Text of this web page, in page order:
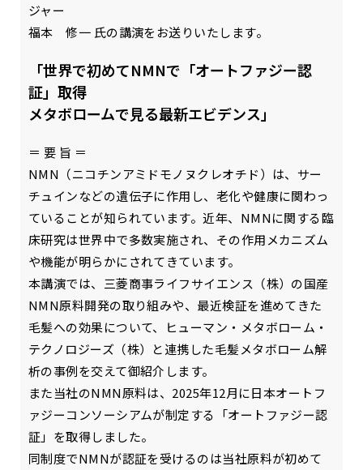
ジャー
福本 修一 氏の講演をお送りいたします。
「世界で初めてNMNで「オートファジー認
証」取得
メタボロームで見る最新エビデンス」
＝ 要 旨 ＝
NMN（ニコチンアミドモノヌクレオチド）は、サー
チュインなどの遺伝子に作用し、老化や健康に関わっ
ていることが知られています。近年、NMNに関する臨
床研究は世界中で多数実施され、その作用メカニズム
や機能が明らかにされてきています。
本講演では、三菱商事ライフサイエンス（株）の国産
NMN原料開発の取り組みや、最近検証を進めてきた
毛髪への効果について、ヒューマン・メタボローム・
テクノロジーズ（株）と連携した毛髪メタボローム解
析の事例を交えて御紹介します。
また当社のNMN原料は、2025年12月に日本オートフ
ァジーコンソーシアムが制定する「オートファジー認
証」を取得しました。
同制度でNMNが認証を受けるのは当社原料が初めて